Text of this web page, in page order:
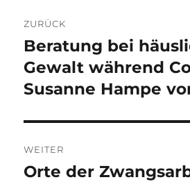
ZURÜCK
Vorheriger
Beitrag:
Beratung bei
Gewalt während
Susanne Hampe
WEITER
Nächster
Orte der